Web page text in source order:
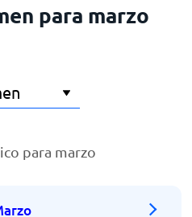
para marzo
para marzo